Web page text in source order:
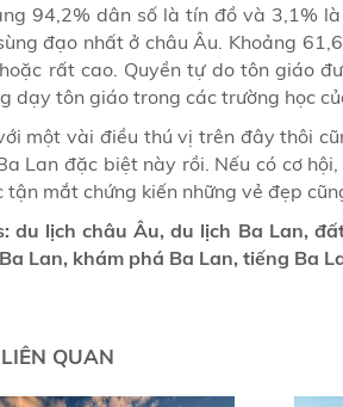
94,2% dân số là tín đồ và 3,1%
đạo nhất ở châu Âu. Khoảng
rất cao. Quyền tự do tôn giáo
dạy tôn giáo trong các trường học
một vài điều thú vị trên đây thôi
Lan đặc biệt này rồi. Nếu có cơ
tận mắt chứng kiến những vẻ đẹp
du lịch châu Âu, du lịch Ba Lan,
Lan, khám phá Ba Lan, tiếng Ba
QUAN